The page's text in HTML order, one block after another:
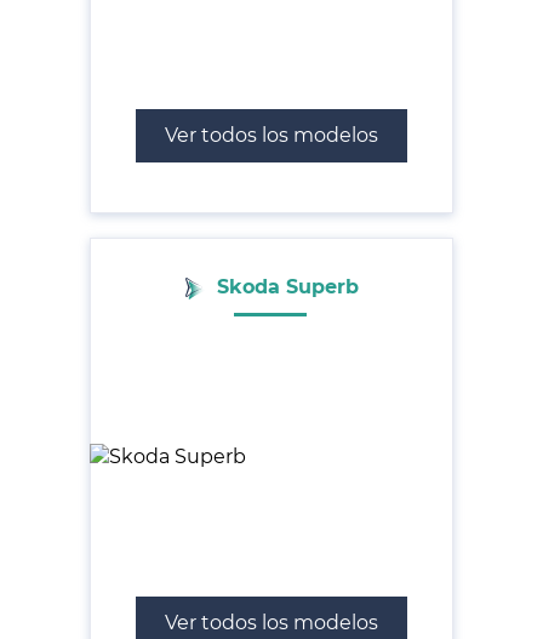
Ver todos los modelos
Skoda Superb
Ver todos los modelos